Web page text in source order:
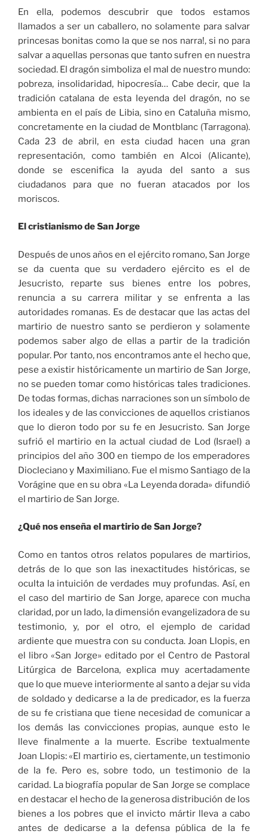
En ella, podemos descubrir que todos estamos
llamados a ser un caballero, no solamente para salvar
princesas bonitas como la que se nos narra!, si no para
salvar a aquellas personas que tanto sufren en nuestra
sociedad. El dragón simboliza el mal de nuestro mundo:
pobreza, insolidaridad, hipocresía… Cabe decir, que la
tradición catalana de esta leyenda del dragón, no se
ambienta en el país de Libia, sino en Cataluña mismo,
concretamente en la ciudad de Montblanc (Tarragona).
Cada 23 de abril, en esta ciudad hacen una gran
representación, como también en Alcoi (Alicante),
donde se escenifica la ayuda del santo a sus
ciudadanos para que no fueran atacados por los
moriscos.
El cristianismo de San Jorge
Después de unos años en el ejército romano, San Jorge
se da cuenta que su verdadero ejército es el de
Jesucristo, reparte sus bienes entre los pobres,
renuncia a su carrera militar y se enfrenta a las
autoridades romanas. Es de destacar que las actas del
martirio de nuestro santo se perdieron y solamente
podemos saber algo de ellas a partir de la tradición
popular. Por tanto, nos encontramos ante el hecho que,
pese a existir históricamente un martirio de San Jorge,
no se pueden tomar como históricas tales tradiciones.
De todas formas, dichas narraciones son un símbolo de
los ideales y de las convicciones de aquellos cristianos
que lo dieron todo por su fe en Jesucristo. San Jorge
sufrió el martirio en la actual ciudad de Lod (Israel) a
principios del año 300 en tiempo de los emperadores
Diocleciano y Maximiliano. Fue el mismo Santiago de la
Vorágine que en su obra «La Leyenda dorada» difundió
el martirio de San Jorge.
¿Qué nos enseña el martirio de San Jorge?
Como en tantos otros relatos populares de martirios,
detrás de lo que son las inexactitudes históricas, se
oculta la intuición de verdades muy profundas. Así, en
el caso del martirio de San Jorge, aparece con mucha
claridad, por un lado, la dimensión evangelizadora de su
testimonio, y, por el otro, el ejemplo de caridad
ardiente que muestra con su conducta. Joan Llopis, en
el libro «San Jorge» editado por el Centro de Pastoral
Litúrgica de Barcelona, explica muy acertadamente
que lo que mueve interiormente al santo a dejar su vida
de soldado y dedicarse a la de predicador, es la fuerza
de su fe cristiana que tiene necesidad de comunicar a
los demás las convicciones propias, aunque esto le
lleve finalmente a la muerte. Escribe textualmente
Joan Llopis: «El martirio es, ciertamente, un testimonio
de la fe. Pero es, sobre todo, un testimonio de la
caridad. La biografía popular de San Jorge se complace
en destacar el hecho de la generosa distribución de los
bienes a los pobres que el invicto mártir lleva a cabo
antes de dedicarse a la defensa pública de la fe